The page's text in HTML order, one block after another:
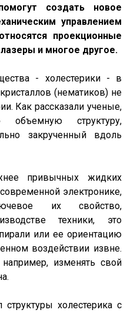
создать новое
управлением
проекционные
и многое другое.
- холестерики - в
(нематиков) не
Как рассказали ученые,
структуру,
закрученный вдоль
привычных жидких
электронике,
их свойство,
техники, это
или ее ориентацию
воздействии извне.
например, изменять свой
холестерика с